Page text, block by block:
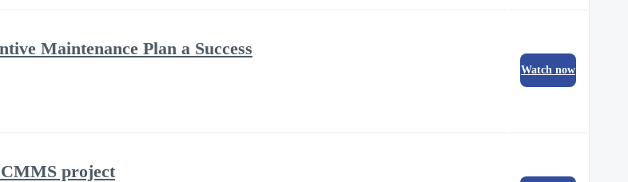
Maintenance Plan a Success
Watch now
project